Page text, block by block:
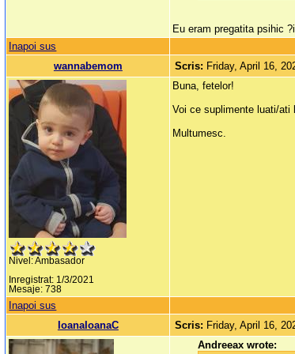
Eu eram pregatita psihic
Inapoi sus
wannabemom
Scris: Friday, April 16,
Nivel: Ambasador
Inregistrat: 1/3/2021
Mesaje: 738
Buna, fetelor!
Voi ce suplimente luati/ati
Multumesc.
Inapoi sus
IoanaIoanaC
Scris: Friday, April 16,
Andreeax wrote: